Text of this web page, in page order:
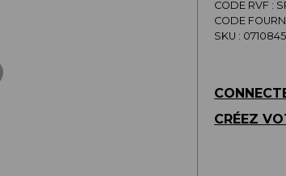
CODE RVF :
CODE
SKU :
CRÉEZ